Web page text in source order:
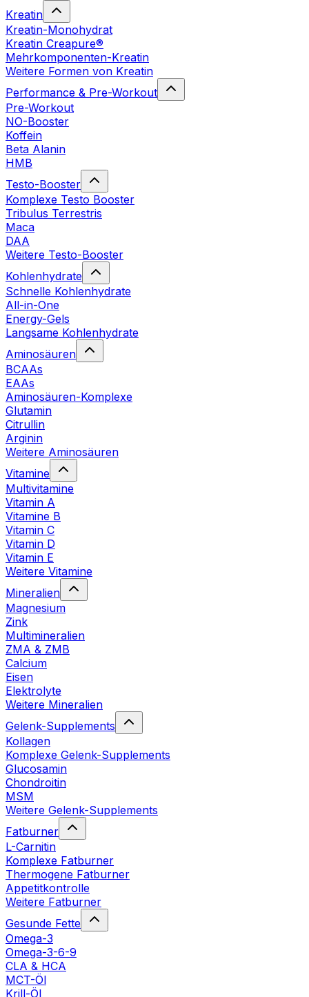
Kreatin
Kreatin-Monohydrat
Kreatin Creapure®
Mehrkomponenten-Kreatin
Weitere Formen von Kreatin
Performance & Pre-Workout
Pre-Workout
NO-Booster
Koffein
Beta Alanin
HMB
Testo-Booster
Komplexe Testo Booster
Tribulus Terrestris
Maca
DAA
Weitere Testo-Booster
Kohlenhydrate
Schnelle Kohlenhydrate
All-in-One
Energy-Gels
Langsame Kohlenhydrate
Aminosäuren
BCAAs
EAAs
Aminosäuren-Komplexe
Glutamin
Citrullin
Arginin
Weitere Aminosäuren
Vitamine
Multivitamine
Vitamin A
Vitamine B
Vitamin C
Vitamin D
Vitamin E
Weitere Vitamine
Mineralien
Magnesium
Zink
Multimineralien
ZMA & ZMB
Calcium
Eisen
Elektrolyte
Weitere Mineralien
Gelenk-Supplements
Kollagen
Komplexe Gelenk-Supplements
Glucosamin
Chondroitin
MSM
Weitere Gelenk-Supplements
Fatburner
L-Carnitin
Komplexe Fatburner
Thermogene Fatburner
Appetitkontrolle
Weitere Fatburner
Gesunde Fette
Omega-3
Omega-3-6-9
CLA & HCA
MCT-Öl
Krill-Öl